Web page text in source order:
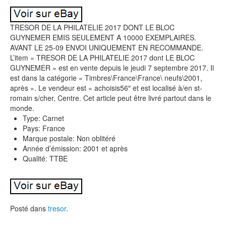
TRESOR DE LA PHILATELIE 2017 DONT LE BLOC
GUYNEMER EMIS SEULEMENT A 10000 EXEMPLAIRES.
AVANT LE 25-09 ENVOI UNIQUEMENT EN RECOMMANDE.
L’item « TRESOR DE LA PHILATELIE 2017 dont LE BLOC
GUYNEMER » est en vente depuis le jeudi 7 septembre 2017. Il
est dans la catégorie « Timbres\France\France\ neufs\2001,
après ». Le vendeur est « achoisis56″ et est localisé à/en st-
romain s/cher, Centre. Cet article peut être livré partout dans le
monde.
Type: Carnet
Pays: France
Marque postale: Non oblitéré
Année d’émission: 2001 et après
Qualité: TTBE
Posté dans tresor.